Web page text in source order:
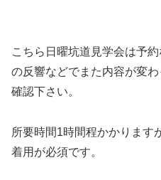
こちら日曜坑道見学会は予
の反響などでまた内容が変
確認下さい。
所要時間1時間程かかります
着用が必須です。